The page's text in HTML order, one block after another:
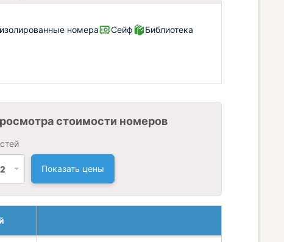
номера Сейф Библиотека
стоимости номеров
2 Показать цены